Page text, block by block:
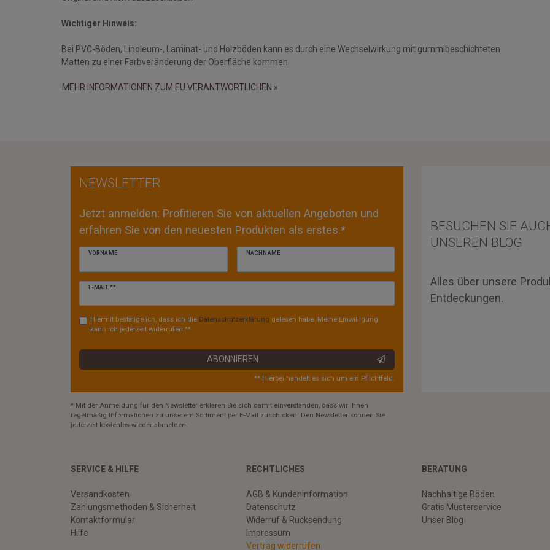
Wichtiger Hinweis:
Bei PVC-Böden, Linoleum-, Laminat- und Holzböden kann es durch eine Wechselwirkung mit gummibeschichteten
Matten zu einer Farbveränderung der Oberfläche kommen.
MEHR INFORMATIONEN ZUM EU VERANTWORTLICHEN »
NEWSLETTER
Jetzt anmelden: Profitieren Sie von aktuellen Angeboten und
erfahren Sie von den neuesten Produkten als erstes.*
VORNAME NACHNAME
E-MAIL **
Newsletter
Hiermit bestätige ich, dass ich die Daten­schutz­erklärung gelesen habe. Meine Einwilligung
kann ich jederzeit widerrufen.**
ABONNIEREN
** Hierbei handelt es sich um ein Pflichtfeld.
BESUCHEN SIE
UNSEREN BLOG
Alles über unsere
Entdeckungen.
* Mit der Anmeldung für den Newsletter erklären Sie sich damit einverstanden, dass wir Ihnen
regelmäßig Informationen zu unserem Sortiment per E-Mail zuschicken. Den Newsletter können Sie
jederzeit kostenlos wieder abmelden.
SERVICE & HILFE
Versandkosten
Zahlungsmethoden & Sicherheit
Kontaktformular
Hilfe
RECHTLICHES
AGB & Kundeninformation
Datenschutz
Widerruf & Rücksendung
Impressum
Vertrag widerrufen
BERATUNG
Nachhaltige Böden
Gratis Musterservice
Unser Blog